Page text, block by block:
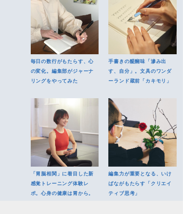
毎日の数行がもたらす、心
の変化。編集部がジャーナ
リングをやってみた
手書きの醍醐味「滲み出
す、自分」。文具のワンダ
ーランド蔵前「カキモリ」
「胃脳相関」に着目した新
感覚トレーニング体験レ
ポ。心身の健康は胃から。
編集力が重要となる、いけ
ばながもたらす「クリエイ
ティブ思考」